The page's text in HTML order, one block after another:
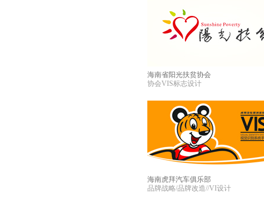
海南省阳光扶贫协会
协会VIS标志设计
海南虎拜汽车俱乐部
品牌战略/品牌改造//VI设计